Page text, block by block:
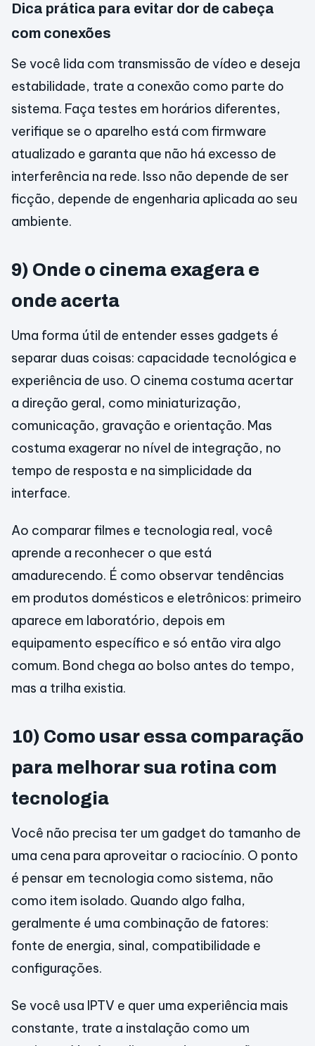
Dica prática para evitar dor de cabeça
com conexões
Se você lida com transmissão de vídeo e deseja
estabilidade, trate a conexão como parte do
sistema. Faça testes em horários diferentes,
verifique se o aparelho está com firmware
atualizado e garanta que não há excesso de
interferência na rede. Isso não depende de ser
ficção, depende de engenharia aplicada ao seu
ambiente.
9) Onde o cinema exagera e
onde acerta
Uma forma útil de entender esses gadgets é
separar duas coisas: capacidade tecnológica e
experiência de uso. O cinema costuma acertar
a direção geral, como miniaturização,
comunicação, gravação e orientação. Mas
costuma exagerar no nível de integração, no
tempo de resposta e na simplicidade da
interface.
Ao comparar filmes e tecnologia real, você
aprende a reconhecer o que está
amadurecendo. É como observar tendências
em produtos domésticos e eletrônicos: primeiro
aparece em laboratório, depois em
equipamento específico e só então vira algo
comum. Bond chega ao bolso antes do tempo,
mas a trilha existia.
10) Como usar essa comparação
para melhorar sua rotina com
tecnologia
Você não precisa ter um gadget do tamanho de
uma cena para aproveitar o raciocínio. O ponto
é pensar em tecnologia como sistema, não
como item isolado. Quando algo falha,
geralmente é uma combinação de fatores:
fonte de energia, sinal, compatibilidade e
configurações.
Se você usa IPTV e quer uma experiência mais
constante, trate a instalação como um